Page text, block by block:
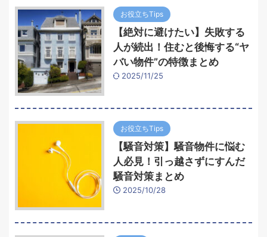
お役立ちTips
【絶対に避けたい】失敗する
人が続出！住むと後悔する“ヤ
バい物件”の特徴まとめ
2025/11/25
お役立ちTips
【騒音対策】騒音物件に悩む
人必見！引っ越さずにすんだ
騒音対策まとめ
2025/10/28